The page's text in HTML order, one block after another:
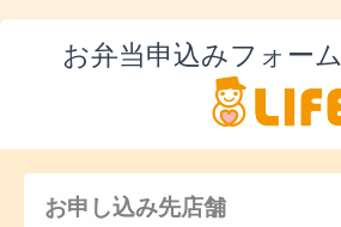
お弁当申込みフォーム
お申し込み先店舗